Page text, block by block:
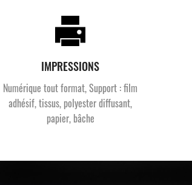
IMPRESSIONS
Numérique tout format, Support : film
adhésif, tissus, polyester diffusant,
papier, bâche